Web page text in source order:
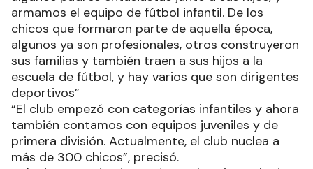
armamos el equipo de fútbol infantil. De los
chicos que formaron parte de aquella época,
algunos ya son profesionales, otros construyeron
sus familias y también traen a sus hijos a la
escuela de fútbol, y hay varios que son dirigentes
deportivos”
“El club empezó con categorías infantiles y ahora
también contamos con equipos juveniles y de
primera división. Actualmente, el club nuclea a
más de 300 chicos”, precisó.